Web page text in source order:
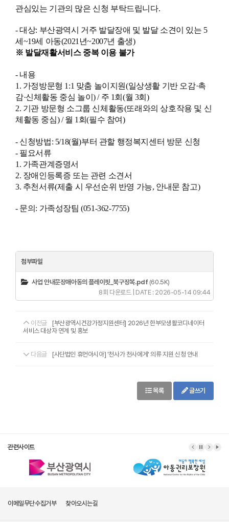
관심있는 기관의 많은 신청 부탁드립니다.
- 대상: 부산광역시 거주 발달장애 및 발달 소견이 있는 5
세~19세 아동(2021년~2007년 출생)
※ 발달재활서비스 중복 이용 불가
- 내용
1. 가정방문형 1:1 맞춤 놀이지원(일상생활 기반 오감·촉
감·신체활동 중심 놀이) / 주 1회(월 3회)
2. 기관 방문형 소그룹 신체활동(또래와의 상호작용 및 신
체활동 중심) / 월 1회(필수 참여)
- 신청방법: 5/18(월)부터 관할 행정복지센터 방문 신청
- 필요서류
1. 가족관계증명서
2. 장애인등록증 또는 관련 소견서
3. 추천서류(제출 시 우선순위 반영 가능, 안내문 참고)
- 문의: 가족성장팀 (051-362-7755)
첨부파일
사업 안내문장애아동의 플레이핏_북구장복.pdf (60.5K)
8회 다운로드 | DATE : 2026-05-14 09:44
이전글
[부산광역시건강가정지원센터] 2026년 한부모생활코디네이터
서비스 대상자 연계 및 홍보
다음글 [사단법인 휴먼아시아] '천사가 천사에게' 의류 지원 신청 안내
목록 글쓰기
관련사이트
이메일무단수집거부 찾아오시는길